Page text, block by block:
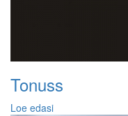
Tonuss
Loe edasi